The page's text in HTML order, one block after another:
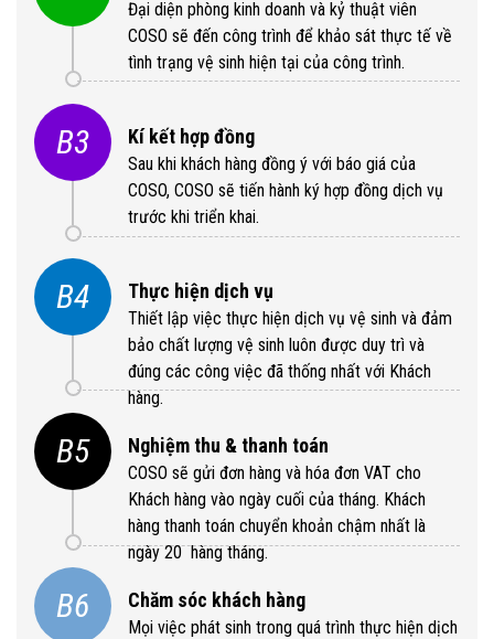
Đại diện phòng kinh doanh và kỷ thuật viên
COSO sẽ đến công trình để khảo sát thực tế về
tình trạng vệ sinh hiện tại của công trình.
B3 Kí kết hợp đồng
Sau khi khách hàng đồng ý với báo giá của
COSO, COSO sẽ tiến hành ký hợp đồng dịch vụ
trước khi triển khai.
B4 Thực hiện dịch vụ
Thiết lập việc thực hiện dịch vụ vệ sinh và đảm
bảo chất lượng vệ sinh luôn được duy trì và
đúng các công việc đã thống nhất với Khách
hàng.
B5 Nghiệm thu & thanh toán
COSO sẽ gửi đơn hàng và hóa đơn VAT cho
Khách hàng vào ngày cuối của tháng. Khách
hàng thanh toán chuyển khoản chậm nhất là
ngày 20 hàng tháng.
B6 Chăm sóc khách hàng
Mọi việc phát sinh trong quá trình thực hiện dịch